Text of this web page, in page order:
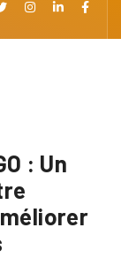
: Un